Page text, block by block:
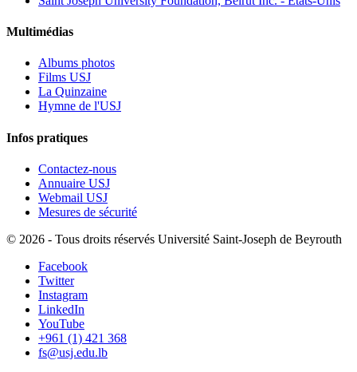
Multimédias
Albums photos
Films USJ
La Quinzaine
Hymne de l'USJ
Infos pratiques
Contactez-nous
Annuaire USJ
Webmail USJ
Mesures de sécurité
© 2026 - Tous droits réservés Université Saint-Joseph de Beyrouth
Facebook
Twitter
Instagram
LinkedIn
YouTube
+961 (1) 421 368
fs@usj.edu.lb